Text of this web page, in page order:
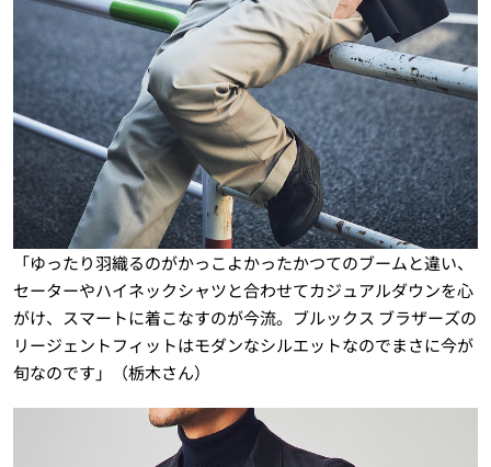
「ゆったり羽織るのがかっこよかったかつてのブームと違い、
セーターやハイネックシャツと合わせてカジュアルダウンを心
がけ、スマートに着こなすのが今流。ブルックス ブラザーズの
リージェントフィットはモダンなシルエットなのでまさに今が
旬なのです」（栃木さん）